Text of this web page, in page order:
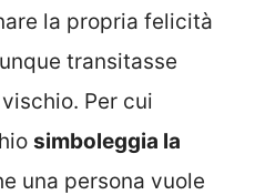
la propria felicità
transitasse
Per cui
simboleggia la
una persona vuole